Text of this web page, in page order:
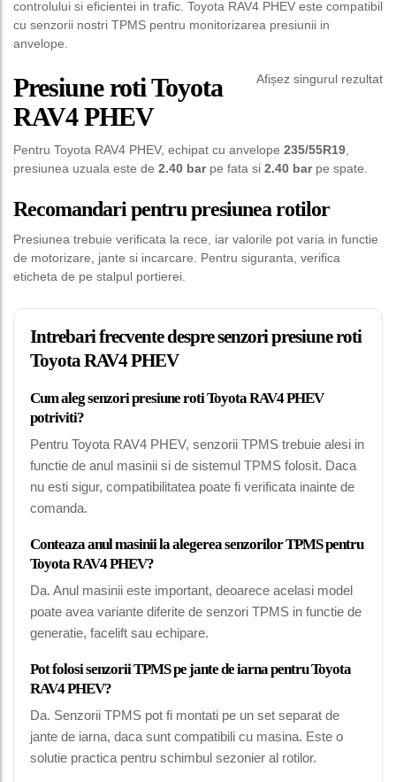
controlului si eficientei in trafic. Toyota RAV4 PHEV este compatibil
cu senzorii nostri TPMS pentru monitorizarea presiunii in
anvelope.
Afișez singurul rezultat
Presiune roti Toyota
RAV4 PHEV
Pentru Toyota RAV4 PHEV, echipat cu anvelope 235/55R19,
presiunea uzuala este de 2.40 barpe fata si 2.40 barpe spate.
Recomandari pentru presiunea rotilor
Presiunea trebuie verificata la rece, iar valorile pot varia in functie
de motorizare, jante si incarcare. Pentru siguranta, verifica
eticheta de pe stalpul portierei.
Intrebari frecvente despre senzori presiune roti
Toyota RAV4 PHEV
Cum aleg senzori presiune roti Toyota RAV4 PHEV
potriviti?
Pentru Toyota RAV4 PHEV, senzorii TPMS trebuie alesi in
functie de anul masinii si de sistemul TPMS folosit. Daca
nu esti sigur, compatibilitatea poate fi verificata inainte de
comanda.
Conteaza anul masinii la alegerea senzorilor TPMS pentru
Toyota RAV4 PHEV?
Da. Anul masinii este important, deoarece acelasi model
poate avea variante diferite de senzori TPMS in functie de
generatie, facelift sau echipare.
Pot folosi senzorii TPMS pe jante de iarna pentru Toyota
RAV4 PHEV?
Da. Senzorii TPMS pot fi montati pe un set separat de
jante de iarna, daca sunt compatibili cu masina. Este o
solutie practica pentru schimbul sezonier al rotilor.